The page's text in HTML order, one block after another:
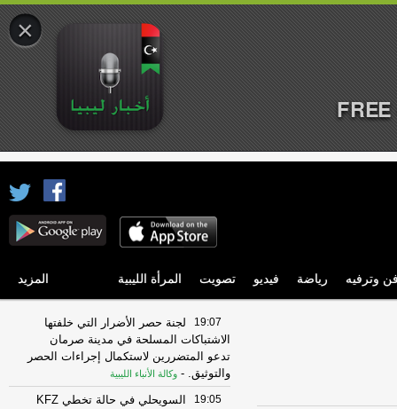
وترفيه رياضة فيديو تصويت المرأة الليبية المزيد
19:07
لجنة حصر الأضرار التي خلفتها
الاشتباكات المسلحة في مدينة صرمان
تدعو المتضررين لاستكمال إجراءات الحصر
والتوثيق. - وكالة الأنباء الليبية
19:05
السويحلي في حالة تخطي KFZ
×